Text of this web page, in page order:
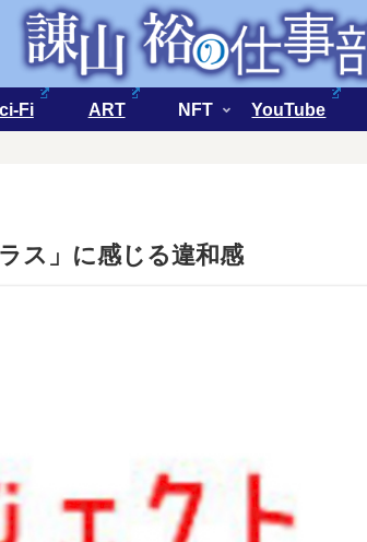
Fi ART NFT YouTube
ス」に感じる違和感